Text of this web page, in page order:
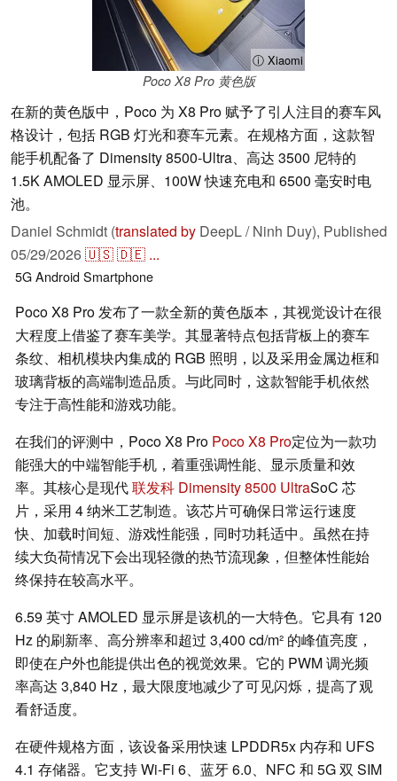
ⓘ Xiaomi
Poco X8 Pro 黄色版
在新的黄色版中，Poco 为 X8 Pro 赋予了引人注目的赛车风
格设计，包括 RGB 灯光和赛车元素。在规格方面，这款智
能手机配备了 Dimensity 8500-Ultra、高达 3500 尼特的
1.5K AMOLED 显示屏、100W 快速充电和 6500 毫安时电
池。
Daniel Schmidt (translated by DeepL / Ninh Duy), Published
05/29/2026🇺🇸🇩🇪 ...
5GAndroidSmartphone
Poco X8 Pro 发布了一款全新的黄色版本，其视觉设计在很
大程度上借鉴了赛车美学。其显著特点包括背板上的赛车
条纹、相机模块内集成的 RGB 照明，以及采用金属边框和
玻璃背板的高端制造品质。与此同时，这款智能手机依然
专注于高性能和游戏功能。
在我们的评测中，Poco X8 Pro Poco X8 Pro定位为一款功
能强大的中端智能手机，着重强调性能、显示质量和效
率。其核心是现代联发科 Dimensity 8500 UltraSoC 芯
片，采用 4 纳米工艺制造。该芯片可确保日常运行速度
快、加载时间短、游戏性能强，同时功耗适中。虽然在持
续大负荷情况下会出现轻微的热节流现象，但整体性能始
终保持在较高水平。
6.59 英寸 AMOLED 显示屏是该机的一大特色。它具有 120
Hz 的刷新率、高分辨率和超过 3,400 cd/m² 的峰值亮度，
即使在户外也能提供出色的视觉效果。它的 PWM 调光频
率高达 3,840 Hz，最大限度地减少了可见闪烁，提高了观
看舒适度。
在硬件规格方面，该设备采用快速 LPDDR5x 内存和 UFS
4.1 存储器。它支持 Wi-Fi 6、蓝牙 6.0、NFC 和 5G 双 SIM